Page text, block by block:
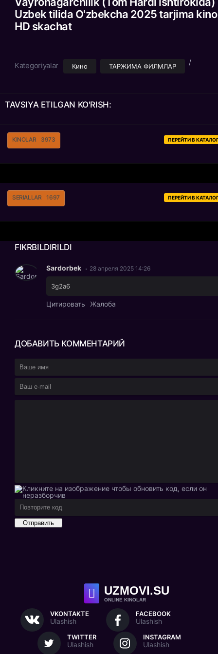
Uzbek tilida O'zbekcha 2025 tarjima kino
HD skachat
Kategoriyalar Кино /
ТАРЖИМА ФИЛМЛАР
TAVSIYA ETILGAN KO'RISH:
KINOLAR 3973 ПЕРЕЙТИ В
SERIALLAR 1697 ПЕРЕЙТИ В
FIKRBILDIRILDI
Sardorbek 28 апреля 2025 14:26
3g2a6
Цитировать Жалоба
ДОБАВИТЬКОММЕНТАРИЙ
Отправить
UZMOVI.SU
ONLINE KINOLAR
VKONTAKTE
Ulashish
FACEBOOK
Ulashish
TWITTER
Ulashish
INSTAGRAM
Ulashish